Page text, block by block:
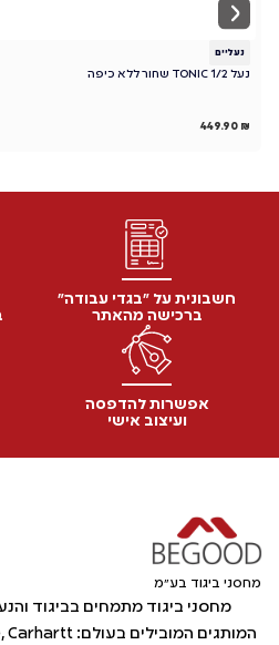
נעליים
נעל TONIC 1/2 שחור ללא כיפה
449.90 ₪
חשבונית על "בגדי עבודה"
ברכישה מהאתר
אפשרות להדפסה
ועיצוב אישי
מחסני ביגוד בע"מ
מחסני ביגוד מתמחים בביגוד
המותגים המובילים בעולם: Redback, Blundstone, Carhartt ועוד.